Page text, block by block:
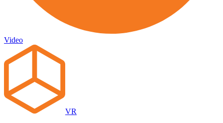
Video
VR